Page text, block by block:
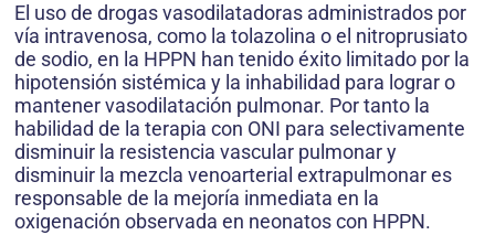
El uso de drogas vasodilatadoras administrados por
vía intravenosa, como la tolazolina o el nitroprusiato
de sodio, en la HPPN han tenido éxito limitado por la
hipotensión sistémica y la inhabilidad para lograr o
mantener vasodilatación pulmonar. Por tanto la
habilidad de la terapia con ONI para selectivamente
disminuir la resistencia vascular pulmonar y
disminuir la mezcla venoarterial extrapulmonar es
responsable de la mejoría inmediata en la
oxigenación observada en neonatos con HPPN.